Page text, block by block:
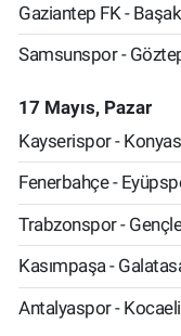
Gaziantep FK -
Samsunspor -
17 Mayıs, Pazar
Kayserispor -
Fenerbahçe -
Trabzonspor -
Kasımpaşa -
Antalyaspor -